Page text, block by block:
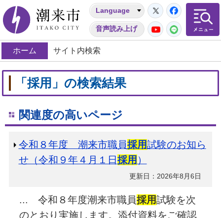
潮来市
Language
音声読み上げ
Twitter
YouTube
LINE
ホーム サイト内検索
「採用」の検索結果
関連度の高いページ
令和８年度 潮来市職員採用試験のお知ら
せ（令和９年４月１日 採用 ）
更新日：2026年8月6日
... 令和８年度潮来市職員採用試験を次
のとおり実施します。添付資料をご確認